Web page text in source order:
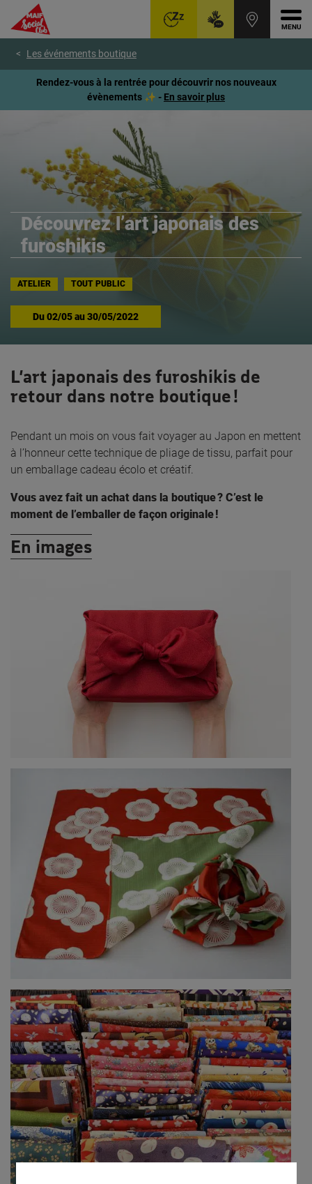
contenu
page
Les événements boutique
Rendez-vous à la rentrée pour découvrir nos nouveaux
évènements ✨ - En savoir plus
Découvrez l’art japonais des
furoshikis
ATELIER TOUT PUBLIC
Du02/05au30/05/2022
L’art japonais des furoshikis de
retour dans notre boutique !
Pendant un mois on vous fait voyager au Japon en mettent
à l’honneur cette technique de pliage de tissu, parfait pour
un emballage cadeau écolo et créatif.
Vous avez fait un achat dans la boutique ? C’est le
moment de l’emballer de façon originale !
En images